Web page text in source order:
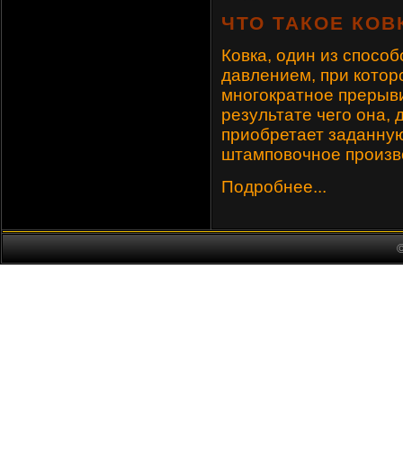
ЧТО ТАКОЕ
Ковка, один из
давлением, при
многократное
результате чего
приобретает
штамповочное
Подробнее...